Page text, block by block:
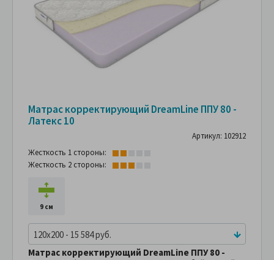
Матрас корректирующий DreamLine ППУ 80 -
Латекс 10
Артикул: 102912
Жесткость 1 стороны:
Жесткость 2 стороны:
9 см
120x200 - 15 584 руб.
Матрас корректирующий DreamLine ППУ 80 -